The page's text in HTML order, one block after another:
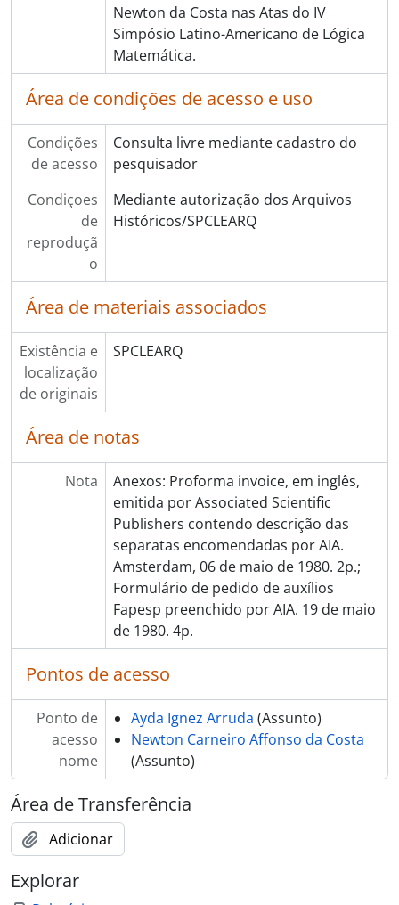
Newton da Costa nas Atas do IV
Simpósio Latino-Americano de Lógica
Matemática.
Área de condições de acesso e uso
Condições
de acesso
Consulta livre mediante cadastro do
pesquisador
Condiçoes
de
reproduçã
o
Mediante autorização dos Arquivos
Históricos/SPCLEARQ
Área de materiais associados
Existência e
localização
de originais
SPCLEARQ
Área de notas
Nota
Anexos: Proforma invoice, em inglês,
emitida por Associated Scientific
Publishers contendo descrição das
separatas encomendadas por AIA.
Amsterdam, 06 de maio de 1980. 2p.;
Formulário de pedido de auxílios
Fapesp preenchido por AIA. 19 de maio
de 1980. 4p.
Pontos de acesso
Ponto de
acesso
nome
Ayda Ignez Arruda (Assunto)
Newton Carneiro Affonso da Costa
(Assunto)
Área de Transferência
Adicionar
Explorar